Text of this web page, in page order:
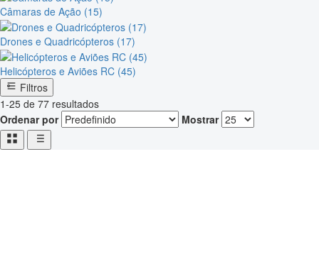
Câmaras de Ação (15)
Drones e Quadricópteros (17)
Helicópteros e Aviões RC (45)
Filtros
1-25 de 77 resultados
Ordenar por
Mostrar